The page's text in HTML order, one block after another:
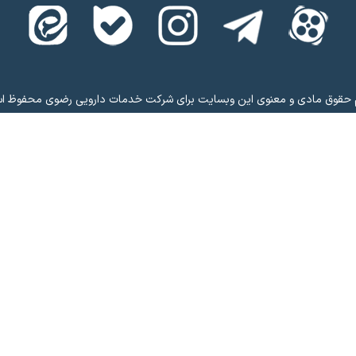
حقوق مادی و معنوی این وبسایت برای شرکت خدمات دارویی رضوی محفوظ